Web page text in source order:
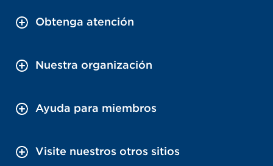
Obtenga atención
Nuestra organización
Ayuda para miembros
Visite nuestros otros sitios